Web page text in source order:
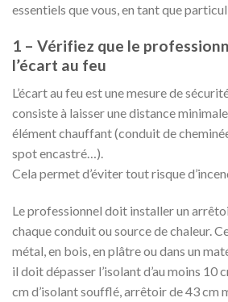
essentiels que vous, en tant que
1 – Vérifiez que le
l’écart au feu
L’écart au feu est une mesure de
consiste à laisser une distance
élément chauffant (conduit de
spot encastré…).
Cela permet d’éviter tout risque
Le professionnel doit installer un
chaque conduit ou source de chaleur.
métal, en bois, en plâtre ou dans un
il doit dépasser l’isolant d’au moins 10
cm d’isolant soufflé, arrêtoir de 43 cm